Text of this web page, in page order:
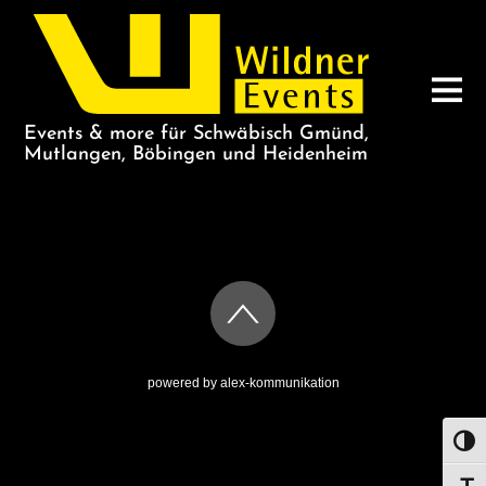
Events & more für Schwäbisch Gmünd,
Mutlangen, Böbingen und Heidenheim
powered by alex-kommunikation